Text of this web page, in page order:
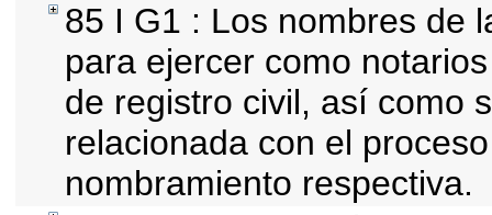
85 I G1 : Los nombres de
para ejercer como
de registro civil, así como
relacionada con el
nombramiento respectiva.